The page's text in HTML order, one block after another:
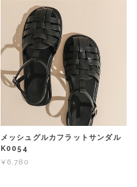
メッシュグルカフラットサンダル
K0054
¥6,780